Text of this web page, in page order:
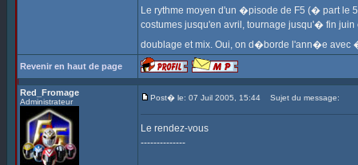
Le rythme moyen d'un �pisode de F5 (� part le
costumes jusqu'en avril, tournage jusqu'� fin
doublage et mix. Oui, on d�borde l'ann�e avec
Revenir en haut de page
Red_Fromage
Administrateur Post� le: 07 Juil 2005, 15:44 Sujet du message:
Le rendez-vous
--------------